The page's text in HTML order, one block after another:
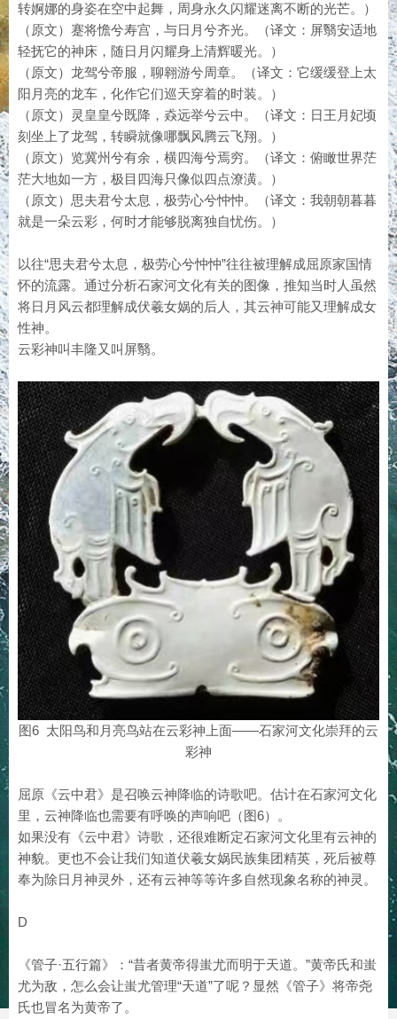
转婀娜的身姿在空中起舞，周身永久闪耀迷离不断的光芒。）
（原文）蹇将憺兮寿宫，与日月兮齐光。（译文：屏翳安适地
轻抚它的神床，随日月闪耀身上清辉暖光。）
（原文）龙驾兮帝服，聊翱游兮周章。（译文：它缓缓登上太
阳月亮的龙车，化作它们巡天穿着的时装。）
（原文）灵皇皇兮既降，猋远举兮云中。（译文：日王月妃顷
刻坐上了龙驾，转瞬就像哪飘风腾云飞翔。）
（原文）览冀州兮有余，横四海兮焉穷。（译文：俯瞰世界茫
茫大地如一方，极目四海只像似四点潦潢。）
（原文）思夫君兮太息，极劳心兮忡忡。（译文：我朝朝暮暮
就是一朵云彩，何时才能够脱离独自忧伤。）
以往“思夫君兮太息，极劳心兮忡忡”往往被理解成屈原家国情
怀的流露。通过分析石家河文化有关的图像，推知当时人虽然
将日月风云都理解成伏羲女娲的后人，其云神可能又理解成女
性神。
云彩神叫丰隆又叫屏翳。
图6 太阳鸟和月亮鸟站在云彩神上面——石家河文化崇拜的云
彩神
屈原《云中君》是召唤云神降临的诗歌吧。估计在石家河文化
里，云神降临也需要有呼唤的声响吧（图6）。
如果没有《云中君》诗歌，还很难断定石家河文化里有云神的
神貌。更也不会让我们知道伏羲女娲民族集团精英，死后被尊
奉为除日月神灵外，还有云神等等许多自然现象名称的神灵。
D
《管子·五行篇》：“昔者黄帝得蚩尤而明于天道。”黄帝氏和蚩
尤为敌，怎么会让蚩尤管理“天道”了呢？显然《管子》将帝尧
氏也冒名为黄帝了。